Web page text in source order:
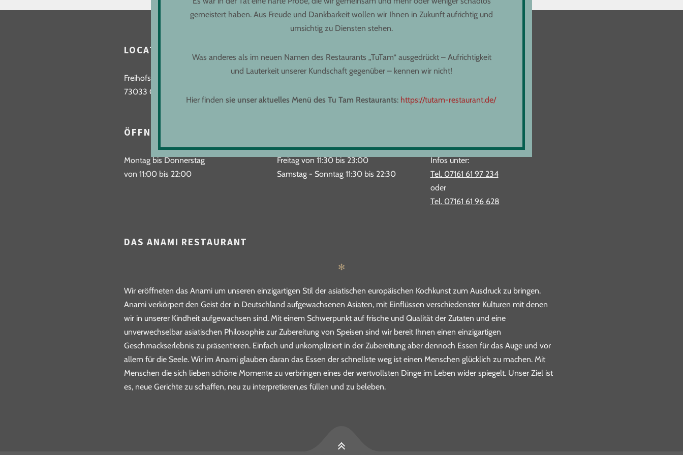
LOCATION
Freihofstraße 9
73033 Göppingen
ÖFFNUNGSZEITEN
Montag bis Donnerstag
von 11:00 bis 22:00
Freitag von 11:30 bis 23:00
Samstag - Sonntag 11:30 bis 22:30
Infos unter:
Tel. 07161 61 97 234
oder
Tel. 07161 61 96 628
DAS ANAMI RESTAURANT
✻
Wir eröffneten das Anami um unseren einzigartigen Stil der asiatischen europäischen Kochkunst zum Ausdruck zu bringen.
Anami verkörpert den Geist der in Deutschland aufgewachsenen Asiaten, mit Einflüssen verschiedenster Kulturen mit denen
wir in unserer Kindheit aufgewachsen sind. Mit einem Schwerpunkt auf frische und Qualität der Zutaten und eine
unverwechselbar asiatischen Philosophie zur Zubereitung von Speisen sind wir bereit Ihnen einen einzigartigen
Geschmackserlebnis zu präsentieren. Einfach und unkompliziert in der Zubereitung aber dennoch Essen für das Auge und vor
allem für die Seele. Wir im Anami glauben daran das Essen der schnellste weg ist einen Menschen glücklich zu machen. Mit
Menschen die sich lieben schöne Momente zu verbringen eines der wertvollsten Dinge im Leben wider spiegelt. Unser Ziel ist
es, neue Gerichte zu schaffen, neu zu interpretieren,es füllen und zu beleben.
gemeistert haben. Aus Freude und Dankbarkeit wollen wir Ihnen in Zukunft aufrichtig und
umsichtig zu Diensten stehen.
Was anderes als im neuen Namen des Restaurants „TuTam“ ausgedrückt – Aufrichtigkeit
und Lauterkeit unserer Kundschaft gegenüber – kennen wir nicht!
Hier finden sie unser aktuelles Menü des Tu Tam Restaurants: https://tutam-restaurant.de/